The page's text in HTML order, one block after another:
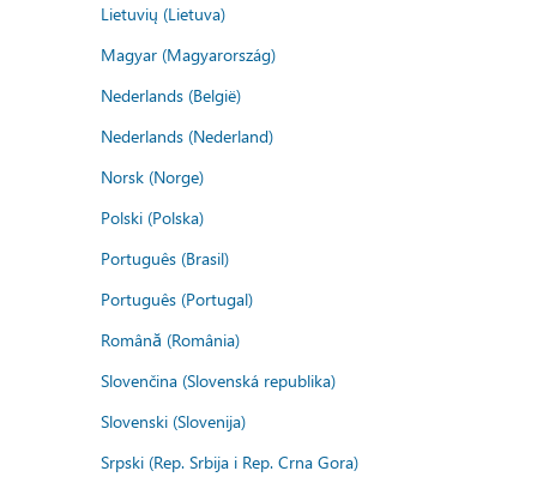
Lietuvių (Lietuva)
Magyar (Magyarország)
Nederlands (België)
Nederlands (Nederland)
Norsk (Norge)
Polski (Polska)
Português (Brasil)
Português (Portugal)
Română (România)
Slovenčina (Slovenská republika)
Slovenski (Slovenija)
Srpski (Rep. Srbija i Rep. Crna Gora)